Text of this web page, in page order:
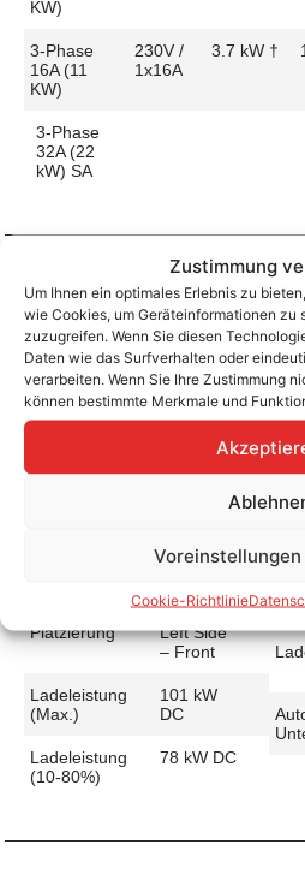
Zustimmung
Um Ihnen ein optimales Erlebnis zu
wie Cookies, um Geräteinformationen zu
zuzugreifen. Wenn Sie diesen
Daten wie das Surfverhalten oder
verarbeiten. Wenn Sie Ihre Zustimmung
können bestimmte Merkmale und
Voreinstellungen
Cookie-Richtlinie
KW)
3-Phase
16A (11
KW)
230V /
1x16A
3.7 kW †
3-Phase
32A (22
kW) SA
Aufladen zu Hause /
Ladeanschluss Type 2
Platzierung
Left Side
– Front
Schnellladen
Platzierung
Left Side
– Front
Ladeleistung
(max.)
101 kW
DC
Ladeleistung
(10-80%)
78 kW DC